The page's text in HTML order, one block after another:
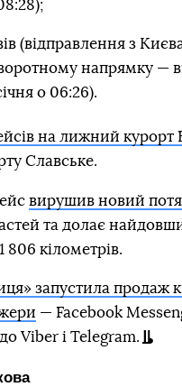
(відправлення з
напрямку —
о 06:26).
на лижний курорт
Славське.
вирушив новий
та долає
806 кілометрів.
запустила продаж
— Facebook
Viber і Telegram.